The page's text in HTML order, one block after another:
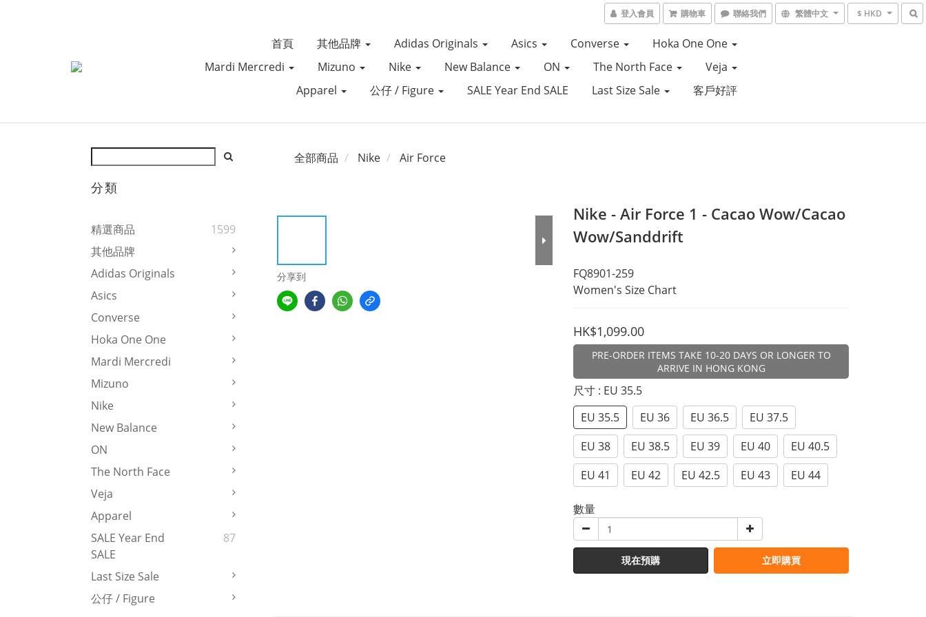
登入會員 購物車 聯絡我們 繁體中文 $ HKD
首頁 其他品牌 Adidas Originals Asics Converse
Hoka One One
Mardi Mercredi
Mizuno Nike New Balance ON The North Face
Veja
Apparel
公仔 / Figure SALE Year End SALE Last Size Sale 客戶好評
分類
精選商品
1599
其他品牌
Adidas Originals
Asics
Converse
Hoka One One
Mardi Mercredi
Mizuno
Nike
New Balance
ON
The North Face
Veja
Apparel
SALE Year End
SALE
87
Last Size Sale
公仔 / Figure
全部商品 Nike Air Force
分享到
Nike - Air Force 1 - Cacao Wow/Cacao
Wow/Sanddrift
FQ8901-259
Women's Size Chart
HK$1,099.00
PRE-ORDER ITEMS TAKE 10-20 DAYS OR LONGER TO
ARRIVE IN HONG KONG
尺寸 : EU 35.5
EU 35.5
EU 36 EU 36.5
EU 37.5
EU 38
EU 38.5 EU 39 EU 40
EU 40.5
EU 41
EU 42 EU 42.5 EU 43 EU 44
數量
現在預購 立即購買